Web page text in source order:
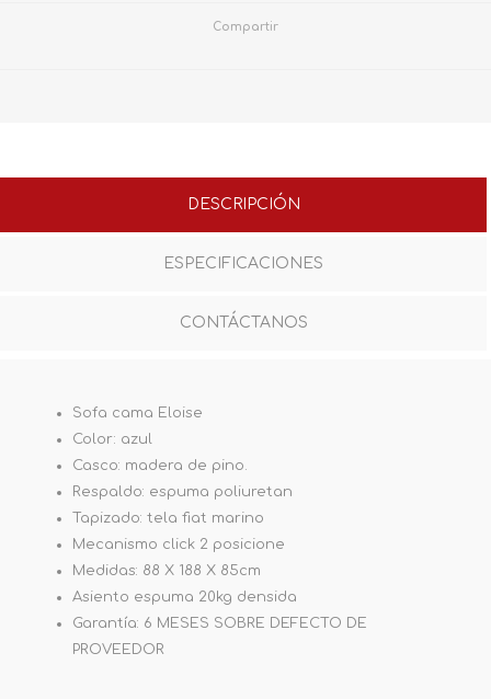
Compartir
DESCRIPCIÓN
ESPECIFICACIONES
CONTÁCTANOS
Sofa cama Eloise
Color: azul
Casco: madera de pino.
Respaldo: espuma poliuretan
Tapizado: tela fiat marino
Mecanismo click 2 posicione
Medidas: 88 X 188 X 85cm
Asiento espuma 20kg densida
Garantía: 6 MESES SOBRE DEFECTO DE
PROVEEDOR